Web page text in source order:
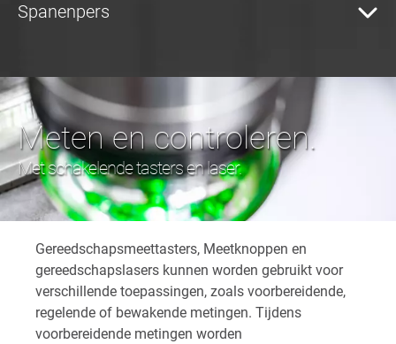
Spanenpers
Meten en controleren.
Met schakelende tasters en laser.
Gereedschapsmeettasters, Meetknoppen en
gereedschapslasers kunnen worden gebruikt voor
verschillende toepassingen, zoals voorbereidende,
regelende of bewakende metingen. Tijdens
voorbereidende metingen worden